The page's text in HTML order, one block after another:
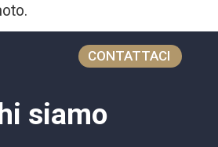
CONTATTACI
siamo